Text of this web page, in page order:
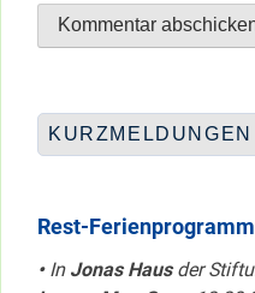
KURZMELDUNGEN
Rest-
•InJonas Hausder